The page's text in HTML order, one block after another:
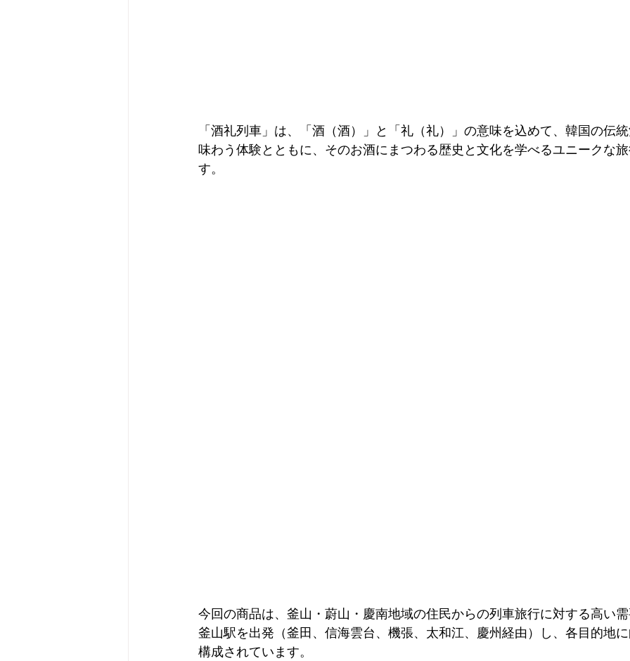
「酒礼列車」は、「酒（酒）」と「礼（礼）」の意味を込めて、韓国の伝統
味わう体験とともに、そのお酒にまつわる歴史と文化を学べるユニークな
す。
今回の商品は、釜山・蔚山・慶南地域の住民からの列車旅行に対する高い需
釜山駅を出発（釜田、信海雲台、機張、太和江、慶州経由）し、各目的地
構成されています。